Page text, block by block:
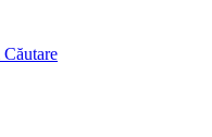
Căutare